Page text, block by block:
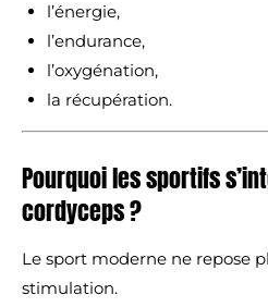
l’énergie,
l’endurance,
l’oxygénation,
la récupération.
Pourquoi les sportifs
cordyceps ?
Le sport moderne ne repose
stimulation.